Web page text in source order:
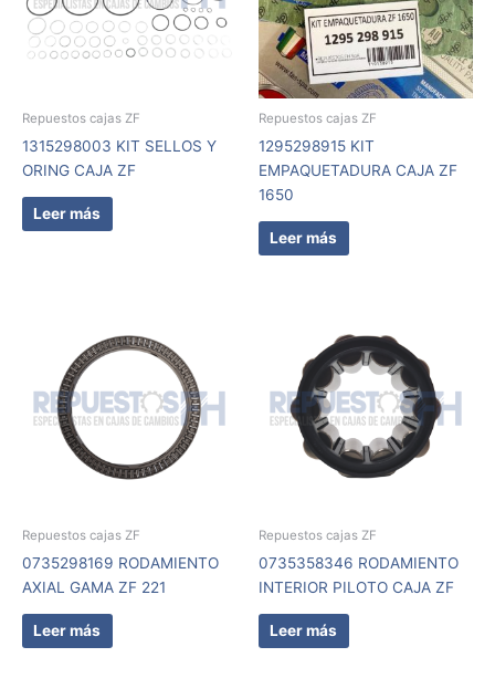
Repuestos cajas ZF
1315298003 KIT SELLOS Y
ORING CAJA ZF
Leer más
Repuestos cajas ZF
1295298915 KIT
EMPAQUETADURA CAJA ZF
1650
Leer más
Repuestos cajas ZF
0735298169 RODAMIENTO
AXIAL GAMA ZF 221
Leer más
Repuestos cajas ZF
0735358346 RODAMIENTO
INTERIOR PILOTO CAJA ZF
Leer más